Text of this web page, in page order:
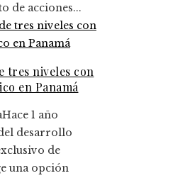
de acciones...
tres niveles con
en Panamá
Hace 1 año
desarrollo
de
una opción